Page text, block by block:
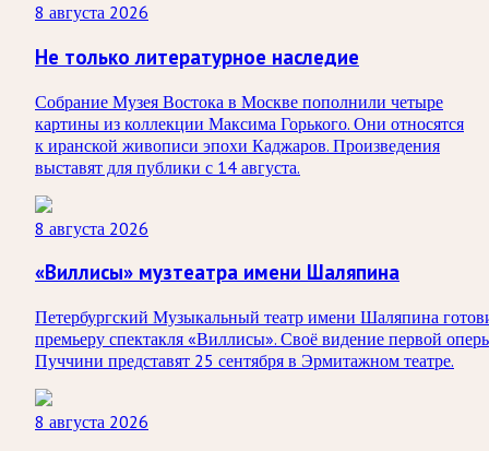
8 августа 2026
Не только литературное наследие
Собрание Музея Востока в Москве пополнили четыре
картины из коллекции Максима Горького. Они относятся
к иранской живописи эпохи Каджаров. Произведения
выставят для публики с 14 августа.
8 августа 2026
«Виллисы» музтеатра имени Шаляпина
Петербургский Музыкальный театр имени Шаляпина
премьеру спектакля «Виллисы». Своё видение первой
Пуччини представят 25 сентября в Эрмитажном театре.
8 августа 2026